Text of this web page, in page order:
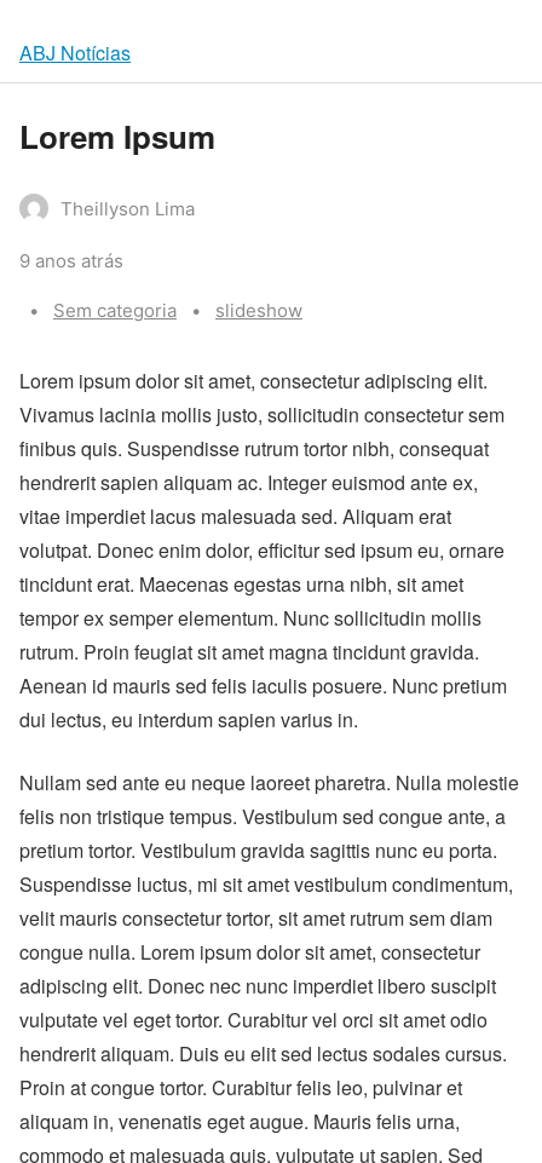
ABJ Notícias
Lorem Ipsum
Theillyson Lima
9 anos atrás
Categories:
Sem categoria Tags:
slideshow
Lorem ipsum dolor sit amet, consectetur adipiscing elit.
Vivamus lacinia mollis justo, sollicitudin consectetur sem
finibus quis. Suspendisse rutrum tortor nibh, consequat
hendrerit sapien aliquam ac. Integer euismod ante ex,
vitae imperdiet lacus malesuada sed. Aliquam erat
volutpat. Donec enim dolor, efficitur sed ipsum eu, ornare
tincidunt erat. Maecenas egestas urna nibh, sit amet
tempor ex semper elementum. Nunc sollicitudin mollis
rutrum. Proin feugiat sit amet magna tincidunt gravida.
Aenean id mauris sed felis iaculis posuere. Nunc pretium
dui lectus, eu interdum sapien varius in.
Nullam sed ante eu neque laoreet pharetra. Nulla molestie
felis non tristique tempus. Vestibulum sed congue ante, a
pretium tortor. Vestibulum gravida sagittis nunc eu porta.
Suspendisse luctus, mi sit amet vestibulum condimentum,
velit mauris consectetur tortor, sit amet rutrum sem diam
congue nulla. Lorem ipsum dolor sit amet, consectetur
adipiscing elit. Donec nec nunc imperdiet libero suscipit
vulputate vel eget tortor. Curabitur vel orci sit amet odio
hendrerit aliquam. Duis eu elit sed lectus sodales cursus.
Proin at congue tortor. Curabitur felis leo, pulvinar et
aliquam in, venenatis eget augue. Mauris felis urna,
commodo et malesuada quis, vulputate ut sapien. Sed